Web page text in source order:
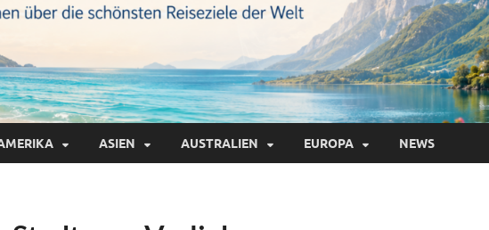
ASIEN AUSTRALIEN EUROPA NEWS